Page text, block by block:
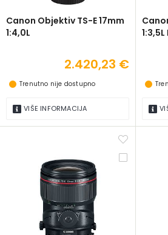
Canon Objektiv TS-E 17mm
1:4,0L
2.420,23 €
Trenutno nije dostupno
VIŠE INFORMACIJA
1:3,5L